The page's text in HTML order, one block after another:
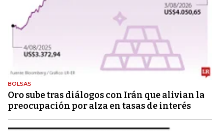
BOLSAS
Oro sube tras diálogos con Irán que alivian la
preocupación por alza en tasas de interés